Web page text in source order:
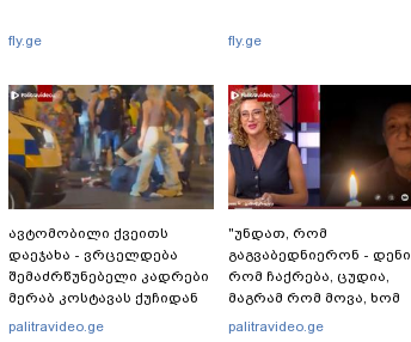
fly.ge fly.ge
ავტომობილი ქვეითს
დაეჯახა - ვრცელდება
შემაძრწუნებელი კადრები
მერაბ კოსტავას ქუჩიდან
palitravideo.ge
"უნდათ, რომ
გაგვაბედნიერონ - დენი
რომ ჩაქრება, ცუდია,
მაგრამ რომ მოვა, ხომ
გაგვეხარდება“ -
palitravideo.ge